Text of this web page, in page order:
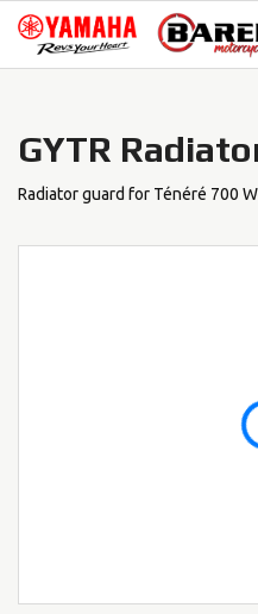
Skip
navigation
Skip
content
GYTR
Radiator guard for Ténéré 700